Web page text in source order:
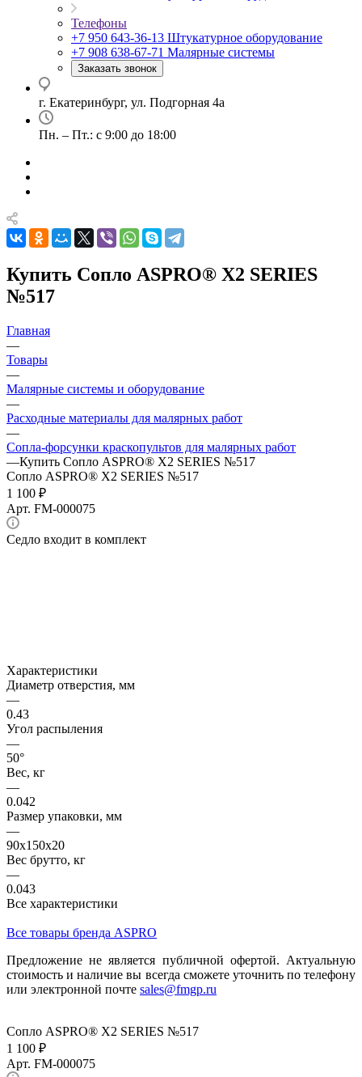
Телефоны
+7 950 643-36-13 Штукатурное оборудование
+7 908 638-67-71 Малярные системы
Заказать звонок
г. Екатеринбург, ул. Подгорная 4а
Пн. – Пт.: с 9:00 до 18:00
Купить Сопло ASPRO® X2 SERIES
№517
Главная
—
Товары
—
Малярные системы и оборудование
—
Расходные материалы для малярных работ
—
Сопла-форсунки краскопультов для малярных работ
—Купить Сопло ASPRO® X2 SERIES №517
Сопло ASPRO® X2 SERIES №517
1 100 ₽
Арт. FM-000075
Седло входит в комплект
Характеристики
Диаметр отверстия, мм
—
0.43
Угол распыления
—
50°
Вес, кг
—
0.042
Размер упаковки, мм
—
90x150x20
Вес брутто, кг
—
0.043
Все характеристики
Все товары бренда ASPRO
Предложение не является публичной офертой. Актуальную
стоимость и наличие вы всегда сможете уточнить по телефону
или электронной почте sales@fmgp.ru
Сопло ASPRO® X2 SERIES №517
1 100 ₽
Арт. FM-000075